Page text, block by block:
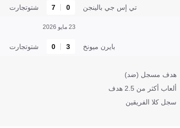
تي إس جي بالينجن 0
7 شتوتجارت
23 مايو 2026
بايرن ميونخ 3
0 شتوتجارت
هدف مسجل (ضد)
ألعاب أكثر من 2.5 هدف
سجل كلا الفريقين